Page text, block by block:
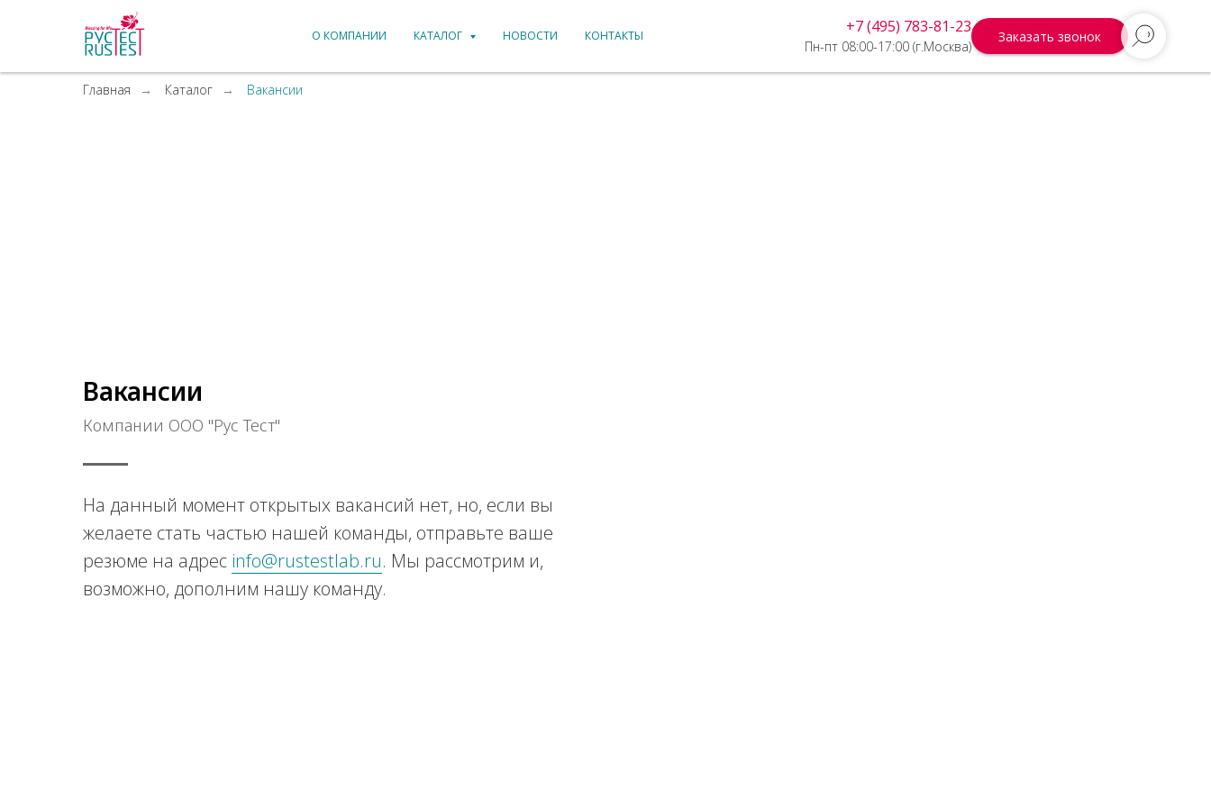
О КОМПАНИИ КАТАЛОГ НОВОСТИ КОНТАКТЫ +7 (495) 783-81-23
Пн-пт 08:00-17:00 (г.Москва)
Заказать звонок
Главная → Каталог → Вакансии
Вакансии
Компании ООО "Рус Тест"
На данный момент открытых вакансий нет, но, если вы
желаете стать частью нашей команды, отправьте ваше
резюме на адрес info@rustestlab.ru. Мы рассмотрим и,
возможно, дополним нашу команду.